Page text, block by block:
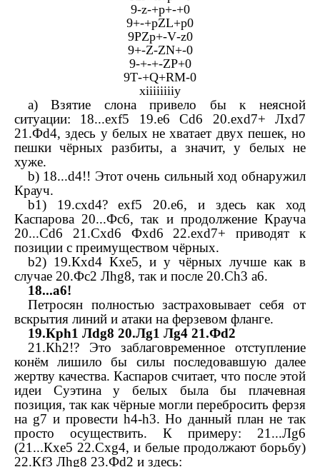
9-z-+p+-+0
9+-+pZL+p0
9PZp+-V-z0
9+-Z-ZN+-0
9-+-+-ZP+0
9T-+Q+RM-0
xiiiiiiiiy
a) Взятие слона привело бы к неясной
ситуации: 18...exf5 19.e6Сd6 20.exd7+Лxd7
21.Фd4, здесь у белых не хватает двух пешек, но
пешки чёрных разбиты, а значит, у белых не
хуже.
b) 18...d4!! Этот очень сильный ход обнаружил
Крауч.
b1) 19.cxd4?exf5 20.e6, и здесь как ход
Каспарова 20...Фc6, так и продолжение Крауча
20...Сd6 21.Сxd6 Фxd6 22.exd7+ приводят к
позиции с преимуществом чёрных.
b2) 19.Кxd4Кxe5, и у чёрных лучше как в
случае 20.Фc2 Лhg8, так и после 20.Сh3 a6.
18...a6!
Петросян полностью застраховывает себя от
вскрытия линий и атаки на ферзевом фланге.
19.Крh1 Лdg8 20.Лg1 Лg4 21.Фd2
21.Кh2!? Это заблаговременное отступление
конём лишило бы силы последовавшую далее
жертву качества. Каспаров считает, что после этой
идеи Суэтина у белых была бы плачевная
позиция, так как чёрные могли перебросить ферзя
на g7 и провести h4-h3. Но данный план не так
просто осуществить. К примеру: 21...Лg6
(21...Кxe5 22.Сxg4, и белые продолжают борьбу)
22.Кf3 Лhg8 23.Фd2 и здесь: